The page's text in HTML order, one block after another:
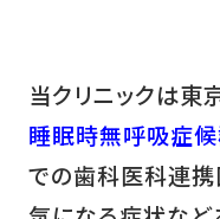
当クリニックは東
睡眠時無呼吸症候
での歯科医科連携